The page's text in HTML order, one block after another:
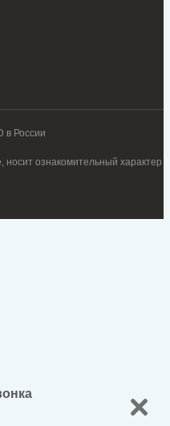
в России
ознакомительный характер